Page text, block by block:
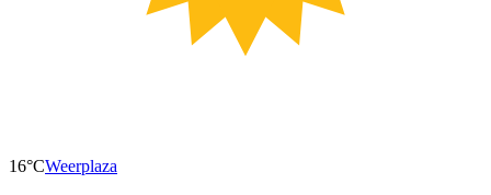
16°CWeerplaza